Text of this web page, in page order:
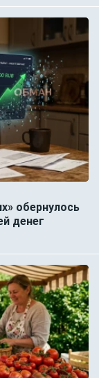
обернулось
денег